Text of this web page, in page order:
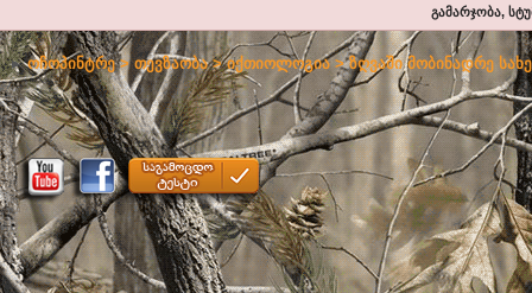
გამარჯობა,
ოჩოპინტრე>თევზაობა>იქთიოლოგია>ზღვაში მობინადრე